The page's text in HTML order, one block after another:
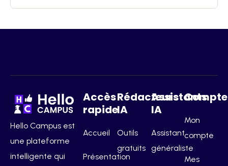
Hello Campus est
une plateforme
intelligente qui
Accès
rapide
Accueil
Présentation
Rédacteurs
IA
Outils
gratuits
Assistants
IA
Assistant
généraliste
Compte
Mon
compte
Mes